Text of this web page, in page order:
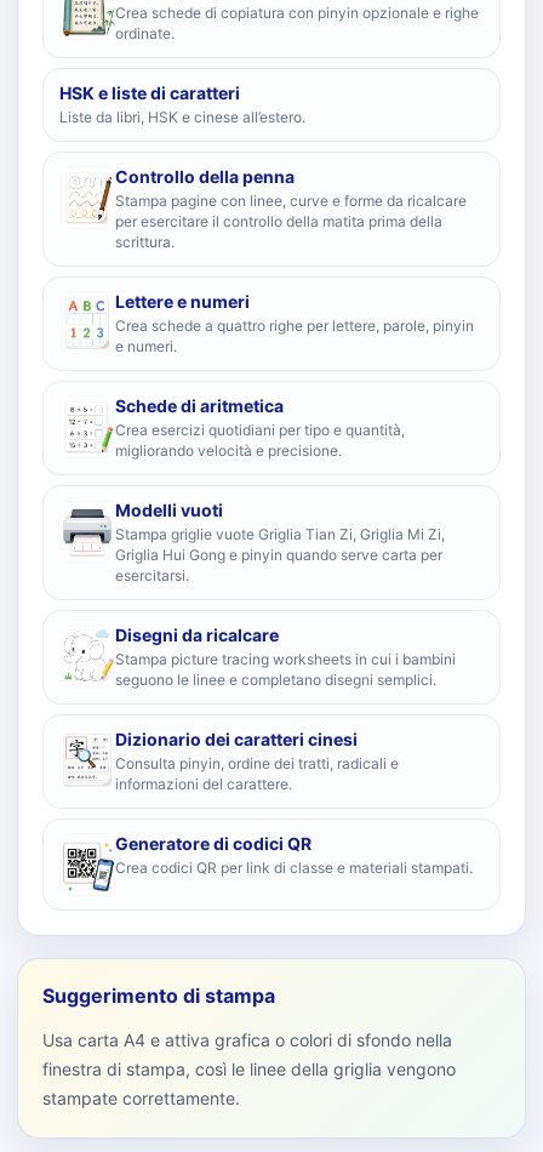
Crea schede di copiatura con pinyin opzionale e righe
ordinate.
HSK e liste di caratteri
Liste da libri, HSK e cinese all’estero.
Controllo della penna
Stampa pagine con linee, curve e forme da ricalcare
per esercitare il controllo della matita prima della
scrittura.
Lettere e numeri
Crea schede a quattro righe per lettere, parole, pinyin
e numeri.
Schede di aritmetica
Crea esercizi quotidiani per tipo e quantità,
migliorando velocità e precisione.
Modelli vuoti
Stampa griglie vuote Griglia Tian Zi, Griglia Mi Zi,
Griglia Hui Gong e pinyin quando serve carta per
esercitarsi.
Disegni da ricalcare
Stampa picture tracing worksheets in cui i bambini
seguono le linee e completano disegni semplici.
Dizionario dei caratteri cinesi
Consulta pinyin, ordine dei tratti, radicali e
informazioni del carattere.
Generatore di codici QR
Crea codici QR per link di classe e materiali stampati.
Suggerimento di stampa
Usa carta A4 e attiva grafica o colori di sfondo nella
finestra di stampa, così le linee della griglia vengono
stampate correttamente.